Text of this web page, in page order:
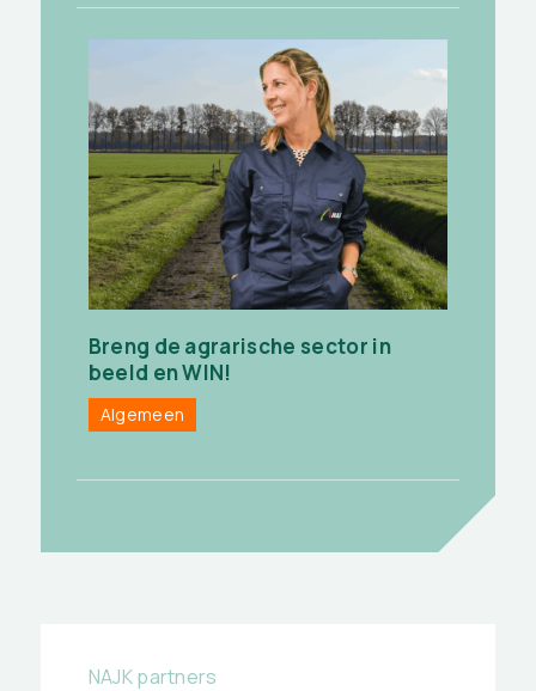
Breng de agrarische sector in
beeld en WIN!
Algemeen
NAJK partners